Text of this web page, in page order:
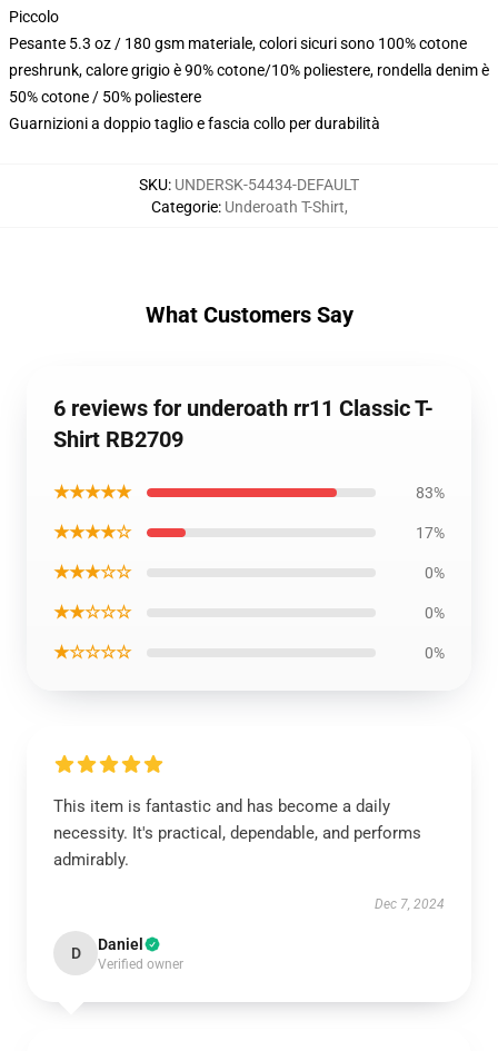
Piccolo
Pesante 5.3 oz / 180 gsm materiale, colori sicuri sono 100% cotone
preshrunk, calore grigio è 90% cotone/10% poliestere, rondella denim è
50% cotone / 50% poliestere
Guarnizioni a doppio taglio e fascia collo per durabilità
SKU: UNDERSK-54434-DEFAULT
Categorie: Underoath T-Shirt,
What Customers Say
6 reviews for underoath rr11 Classic T-
Shirt RB2709
★★★★★ 83%
★★★★☆ 17%
★★★☆☆ 0%
★★☆☆☆ 0%
★☆☆☆☆ 0%
This item is fantastic and has become a daily
necessity. It's practical, dependable, and performs
admirably.
Dec 7, 2024
D Daniel
Verified owner